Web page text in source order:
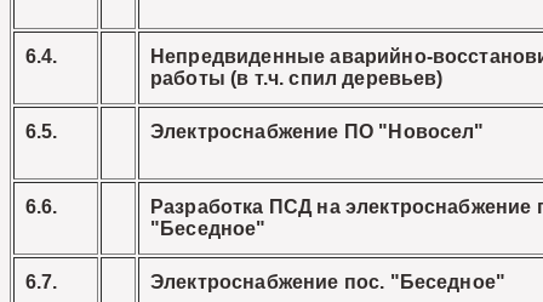
6.4.
Непредвиденные аварийно-
работы (в т.ч. спил деревьев)
6.5. Электроснабжение ПО "Новосел"
6.6.
Разработка ПСД на электроснабжение
"Беседное"
6.7. Электроснабжение пос. "Беседное"